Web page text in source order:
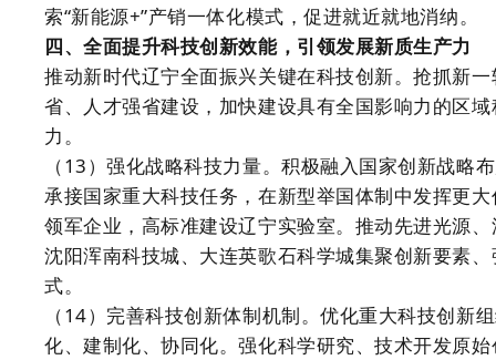
索“新能源+”产销一体化模式，促进就近就地消纳。
四、全面提升科技创新效能，引领发展新质生产力
推动新时代辽宁全面振兴关键在科技创新。抢抓新
省、人才强省建设，加快建设具有全国影响力的区
力。
（13）强化战略科技力量。积极融入国家创新战略
承接国家重大科技任务，在新型举国体制中发挥更
领军企业，高标准建设辽宁实验室。推动先进光源
沈阳浑南科技城、大连英歌石科学城集聚创新要素
式。
（14）完善科技创新体制机制。优化重大科技创新
化、建制化、协同化。强化科学研究、技术开发原